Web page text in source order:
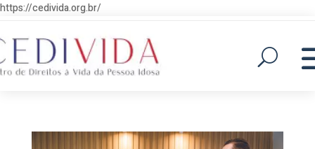
https://cedivida.org.br/